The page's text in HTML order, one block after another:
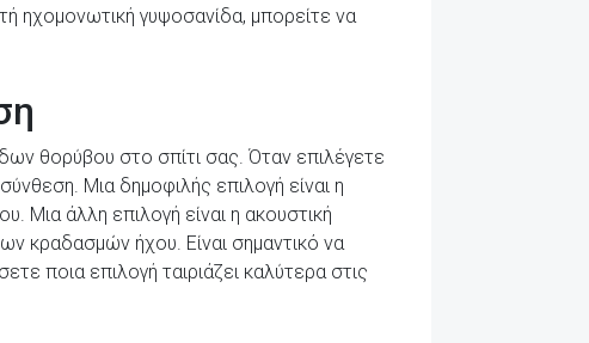
ηχομονωτική γυψοσανίδα, μπορείτε να
θορύβου στο σπίτι σας. Όταν επιλέγετε
Μια δημοφιλής επιλογή είναι η
Μια άλλη επιλογή είναι η ακουστική
κραδασμών ήχου. Είναι σημαντικό να
ποια επιλογή ταιριάζει καλύτερα στις